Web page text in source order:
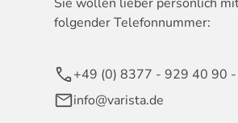
folgender Telefonnummer:
+49 (0) 8377 - 929 40 90
info@varista.de